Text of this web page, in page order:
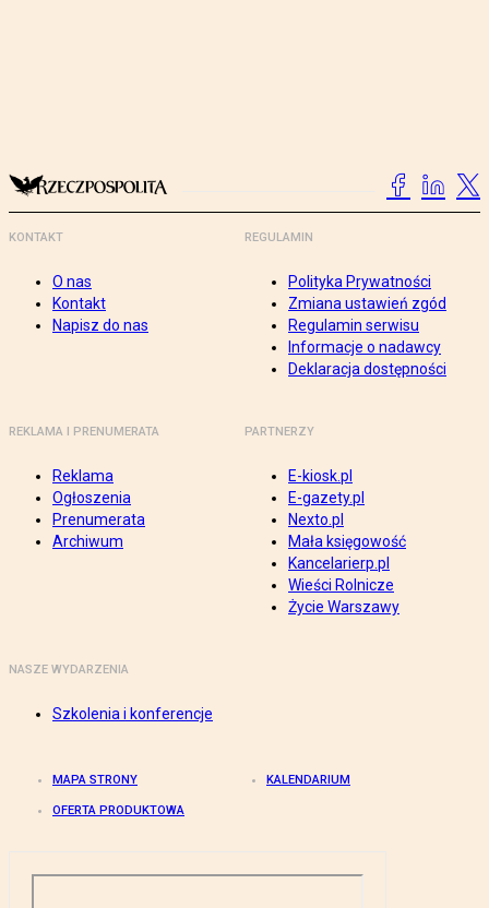
KONTAKT
O nas
Kontakt
Napisz do nas
REGULAMIN
Polityka Prywatności
Zmiana ustawień zgód
Regulamin serwisu
Informacje o nadawcy
Deklaracja dostępności
REKLAMA I PRENUMERATA
Reklama
Ogłoszenia
Prenumerata
Archiwum
PARTNERZY
E-kiosk.pl
E-gazety.pl
Nexto.pl
Mała księgowość
Kancelarierp.pl
Wieści Rolnicze
Życie Warszawy
NASZE WYDARZENIA
Szkolenia i konferencje
MAPA STRONY KALENDARIUM
OFERTA PRODUKTOWA